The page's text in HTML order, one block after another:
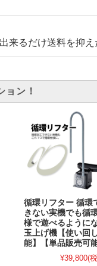
るだけ送料を抑え
ョン！
循環リフター 循環
きない実機でも循
様で遊べるように
玉上げ機【使い回
能】【単品販売可能
¥39,800(